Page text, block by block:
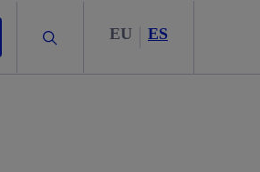
Buscar EU ES